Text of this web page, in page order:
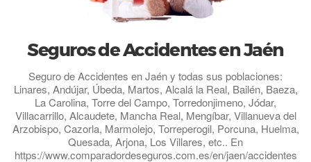
Seguros de Accidentes en Jaén
Seguro de Accidentes en Jaén y todas sus poblaciones:
Linares, Andújar, Úbeda, Martos, Alcalá la Real, Bailén, Baeza,
La Carolina, Torre del Campo, Torredonjimeno, Jódar,
Villacarrillo, Alcaudete, Mancha Real, Mengíbar, Villanueva del
Arzobispo, Cazorla, Marmolejo, Torreperogil, Porcuna, Huelma,
Quesada, Arjona, Los Villares, etc.. En
https://www.comparadordeseguros.com.es/en/jaen/accidentes